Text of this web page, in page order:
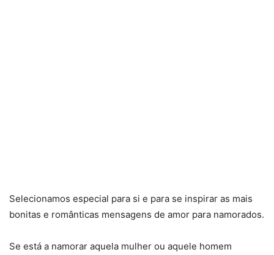
Selecionamos especial para si e para se inspirar as mais
bonitas e românticas mensagens de amor para namorados.
Se está a namorar aquela mulher ou aquele homem